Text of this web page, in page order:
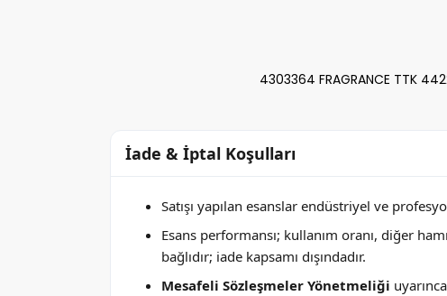
4303364 FRAGRANCE TTK
İade & İptal Koşulları
Satışı yapılan esanslar endüstriyel ve
Esans performansı; kullanım oranı, diğer
bağlıdır; iade kapsamı dışındadır.
Mesafeli Sözleşmeler Yönetmeliği